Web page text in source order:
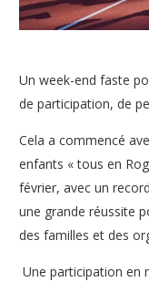
Un week-end faste
de participation, de
Cela a commencé
enfants « tous en
février, avec un
une grande réussite
des familles et des
Une participation en